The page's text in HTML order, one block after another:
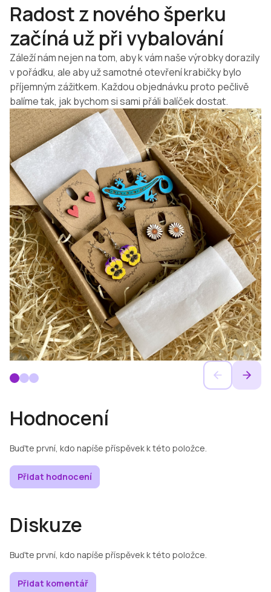
Hodnocení
Buďte první, kdo napíše příspěvek k této položce.
Přidat hodnocení
Diskuze
Buďte první, kdo napíše příspěvek k této položce.
Přidat komentář
Radost z nového šperku
začíná už při vybalování
Záleží nám nejen na tom, aby k vám naše výrobky dorazily
v pořádku, ale aby už samotné otevření krabičky bylo
příjemným zážitkem. Každou objednávku proto pečlivě
balíme tak, jak bychom si sami přáli balíček dostat.